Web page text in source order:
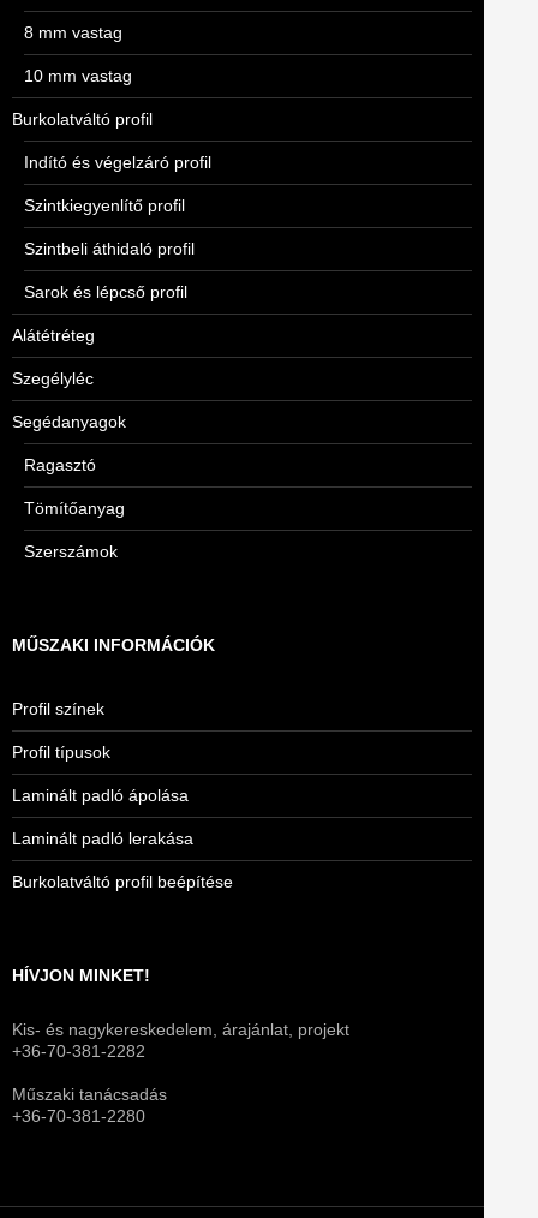
8 mm vastag
10 mm vastag
Burkolatváltó profil
Indító és végelzáró profil
Szintkiegyenlítő profil
Szintbeli áthidaló profil
Sarok és lépcső profil
Alátétréteg
Szegélyléc
Segédanyagok
Ragasztó
Tömítőanyag
Szerszámok
MŰSZAKI INFORMÁCIÓK
Profil színek
Profil típusok
Laminált padló ápolása
Laminált padló lerakása
Burkolatváltó profil beépítése
HÍVJON MINKET!
Kis- és nagykereskedelem, árajánlat, projekt
+36-70-381-2282
Műszaki tanácsadás
+36-70-381-2280